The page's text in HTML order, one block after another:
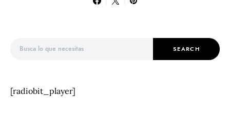
SEARCH
[radiobit_player]